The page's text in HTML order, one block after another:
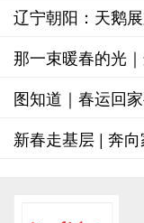
辽宁朝阳：天鹅
那一束暖春的光
图知道｜春运回
出发
新春走基层 | 奔